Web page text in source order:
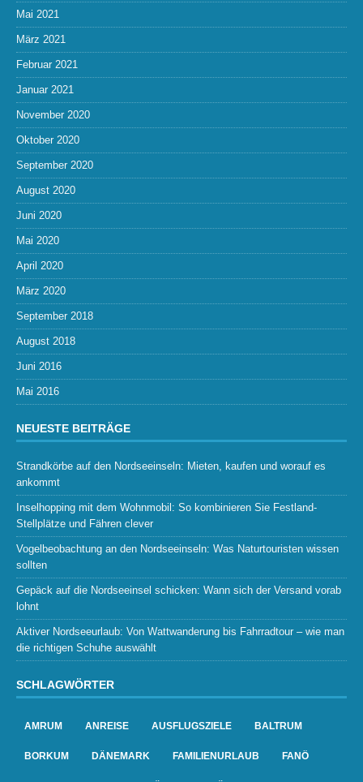
Mai 2021
März 2021
Februar 2021
Januar 2021
November 2020
Oktober 2020
September 2020
August 2020
Juni 2020
Mai 2020
April 2020
März 2020
September 2018
August 2018
Juni 2016
Mai 2016
NEUESTE BEITRÄGE
Strandkörbe auf den Nordseeinseln: Mieten, kaufen und worauf es
ankommt
Inselhopping mit dem Wohnmobil: So kombinieren Sie Festland-
Stellplätze und Fähren clever
Vogelbeobachtung an den Nordseeinseln: Was Naturtouristen wissen
sollten
Gepäck auf die Nordseeinsel schicken: Wann sich der Versand vorab
lohnt
Aktiver Nordseeurlaub: Von Wattwanderung bis Fahrradtour – wie man
die richtigen Schuhe auswählt
SCHLAGWÖRTER
AMRUM ANREISE AUSFLUGSZIELE BALTRUM
BORKUM DÄNEMARK FAMILIENURLAUB FANÖ